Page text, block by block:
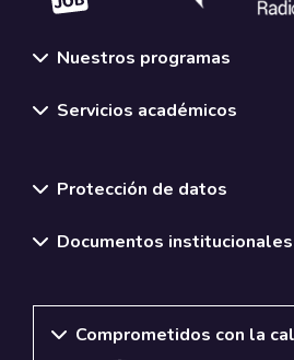
al ciclo hidrológico, Efecto
Nuestros programas
Servicios académicos
Protección de datos
Documentos
Comprometidos con la